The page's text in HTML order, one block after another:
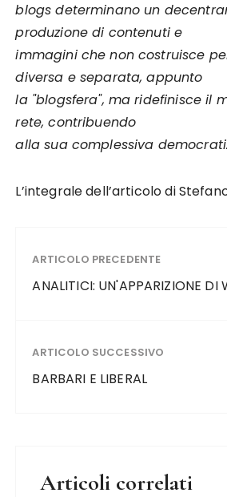
blogs determinano un
produzione di contenuti e
immagini che non costruisce
diversa e separata, appunto
la "blogsfera", ma ridefinisce il
rete, contribuendo
alla sua complessiva
L’integrale dell’articolo di
ARTICOLO PRECEDENTE
ANALITICI: UN'APPARIZIONE DI
ARTICOLO SUCCESSIVO
BARBARI E LIBERAL
Articoli correlati